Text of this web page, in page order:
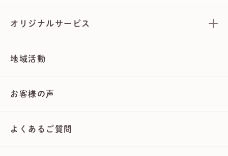
オリジナルサービス
地域活動
お客様の声
よくあるご質問